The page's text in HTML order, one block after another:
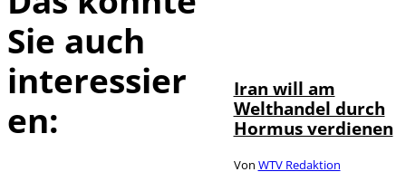
Sie auch
interessier
en:
Iran will am
Welthandel durch
Hormus verdienen
Von WTV Redaktion